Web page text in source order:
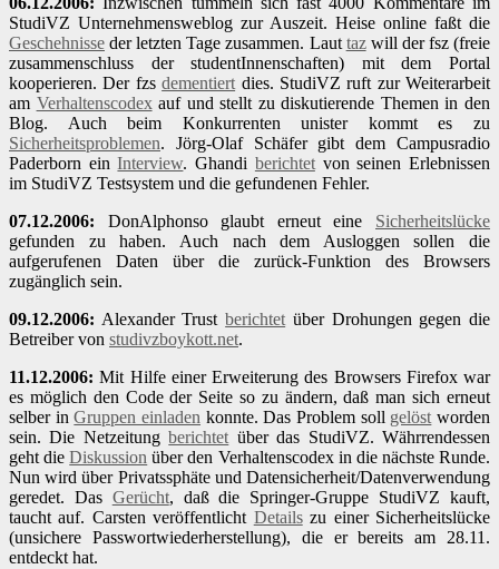
StudiVZ Unternehmensweblog zur Auszeit. Heise online faßt die
Geschehnisse der letzten Tage zusammen. Laut tazwill der fsz (freie
zusammenschluss der studentInnenschaften) mit dem Portal
kooperieren. Der fzsdementiert dies. StudiVZ ruft zur Weiterarbeit
am Verhaltenscodexauf und stellt zu diskutierende Themen in den
Blog. Auch beim Konkurrenten unister kommt es zu
Sicherheitsproblemen. Jörg-Olaf Schäfer gibt dem Campusradio
Paderborn einInterview. Ghandi berichtetvon seinen Erlebnissen
im StudiVZ Testsystem und die gefundenen Fehler.
07.12.2006: DonAlphonso glaubt erneut eine Sicherheitslücke
gefunden zu haben. Auch nach dem Ausloggen sollen die
aufgerufenen Daten über die zurück-Funktion des Browsers
zugänglich sein.
09.12.2006: Alexander Trustberichtet über Drohungen gegen die
Betreiber von studivzboykott.net.
11.12.2006: Mit Hilfe einer Erweiterung des Browsers Firefox war
es möglich den Code der Seite so zu ändern, daß man sich erneut
selber inGruppen einladen konnte. Das Problem soll gelöst worden
sein. Die Netzeitungberichtet über das StudiVZ. Währrendessen
geht dieDiskussion über den Verhaltenscodex in die nächste Runde.
Nun wird über Privatssphäte und Datensicherheit/Datenverwendung
geredet. Das Gerücht, daß die Springer-Gruppe StudiVZ kauft,
taucht auf. Carsten veröffentlicht Detailszu einer Sicherheitslücke
(unsichere Passwortwiederherstellung), die er bereits am 28.11.
entdeckt hat.